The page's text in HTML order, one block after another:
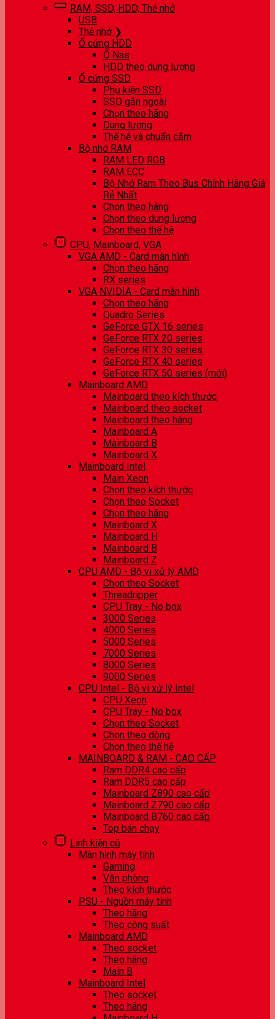
RAM, SSD, HDD, Thẻ nhớ
USB
Thẻ nhớ ❯
Ổ cứng HDD
Ổ Nas
HDD theo dung lượng
Ổ cứng SSD
Phụ kiện SSD
SSD gắn ngoài
Chọn theo hãng
Dung lượng
Thế hệ và chuẩn cắm
Bộ nhớ RAM
RAM LED RGB
RAM ECC
Bộ Nhớ Ram Theo Bus Chính Hãng Giá
Rẻ Nhất
Chọn theo hãng
Chọn theo dung lượng
Chọn theo thế hệ
CPU, Mainboard, VGA
VGA AMD - Card màn hình
Chọn theo hãng
RX series
VGA NVIDIA - Card màn hình
Chọn theo hãng
Quadro Series
GeForce GTX 16 series
GeForce RTX 20 series
GeForce RTX 30 series
GeForce RTX 40 series
GeForce RTX 50 series (mới)
Mainboard AMD
Mainboard theo kích thước
Mainboard theo socket
Mainboard theo hãng
Mainboard A
Mainboard B
Mainboard X
Mainboard Intel
Main Xeon
Chọn theo kích thước
Chọn theo Socket
Chọn theo hãng
Mainboard X
Mainboard H
Mainboard B
Mainboard Z
CPU AMD - Bộ vi xử lý AMD
Chọn theo Socket
Threadripper
CPU Tray - No box
3000 Series
4000 Series
5000 Series
7000 Series
8000 Series
9000 Series
CPU Intel - Bộ vi xử lý Intel
CPU Xeon
CPU Tray - No box
Chọn theo Socket
Chọn theo dòng
Chọn theo thế hệ
MAINBOARD & RAM - CAO CẤP
Ram DDR4 cao cấp
Ram DDR5 cao cấp
Mainboard Z890 cao cấp
Mainboard Z790 cao cấp
Mainboard B760 cao cấp
Top bán chạy
Linh kiện cũ
Màn hình máy tính
Gaming
Văn phòng
Theo kích thước
PSU - Nguồn máy tính
Theo hãng
Theo công suất
Mainboard AMD
Theo socket
Theo hãng
Main B
Mainboard Intel
Theo socket
Theo hãng